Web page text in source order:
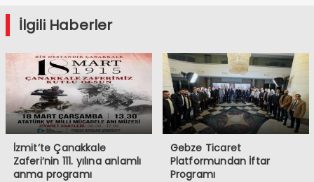
İlgili Haberler
İzmit’te Çanakkale
Zaferi’nin 111. yılına anlamlı
anma programı
Gebze Ticaret
Platformundan İftar
Programı